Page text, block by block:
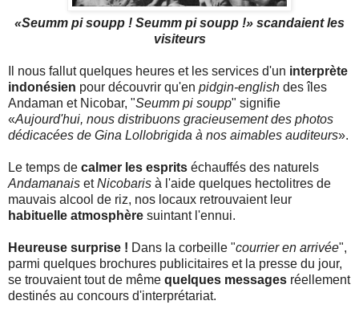
«Seumm pi soupp ! Seumm pi soupp !» scandaient les
visiteurs
Il nous fallut quelques heures et les services d'un interprète
indonésien pour découvrir qu'en pidgin-english des îles
Andaman et Nicobar, "Seumm pi soupp" signifie
«Aujourd'hui, nous distribuons gracieusement des photos
dédicacées de Gina Lollobrigida à nos aimables auditeurs».
Le temps de calmer les esprits échauffés des naturels
Andamanais etNicobaris à l'aide quelques hectolitres de
mauvais alcool de riz, nos locaux retrouvaient leur
habituelle atmosphère suintant l'ennui.
Heureuse surprise ! Dans la corbeille "courrier en arrivée",
parmi quelques brochures publicitaires et la presse du jour,
se trouvaient tout de même quelques messages réellement
destinés au concours d'interprétariat.